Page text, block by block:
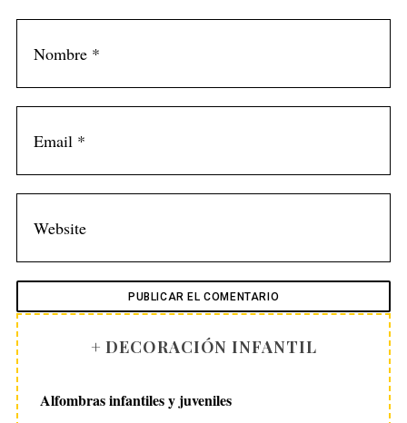
+ DECORACIÓN INFANTIL
Alfombras infantiles y juveniles
r